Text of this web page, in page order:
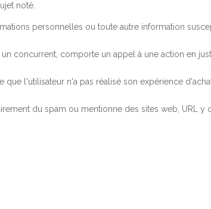
noté.
personnelles ou toute autre information
un concurrent, comporte un appel à une action en
que l'utilisateur n'a pas réalisé son expérience
du spam ou mentionne des sites web, URL